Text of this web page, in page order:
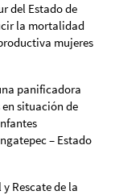
del Estado de
la mortalidad
mujeres
panificadora
situación de
– Estado
Rescate de la